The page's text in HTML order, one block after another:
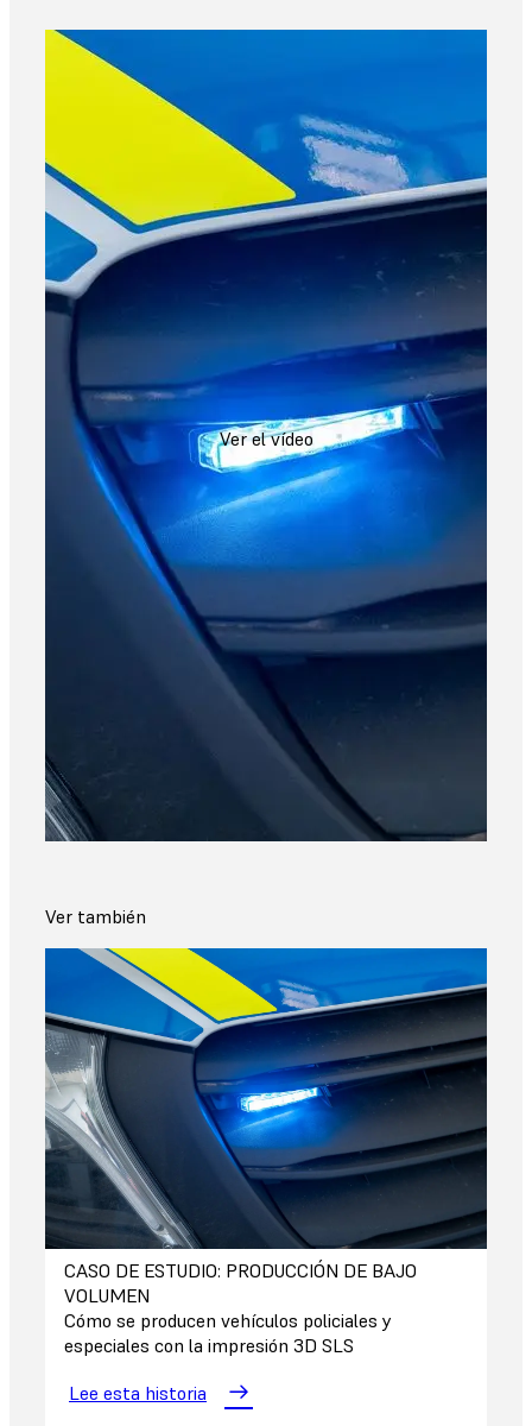
Ver el vídeo
Ver también
CASO DE ESTUDIO: PRODUCCIÓN DE BAJO
VOLUMEN
Cómo se producen vehículos policiales y
especiales con la impresión 3D SLS
Lee esta historia